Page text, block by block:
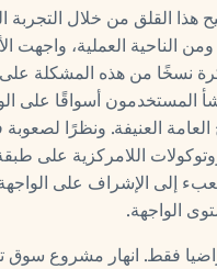
هذا القلق من خلال التجربة
ومن الناحية العملية، واجهت
نسخًا من هذه المشكلة
المستخدمون أسواقًا على
العامة العنيفة. ونظرًا
اللامركزية على
إلى الإشراف على الواجهة
الواجهة.
فقط. انهار مشروع سوق